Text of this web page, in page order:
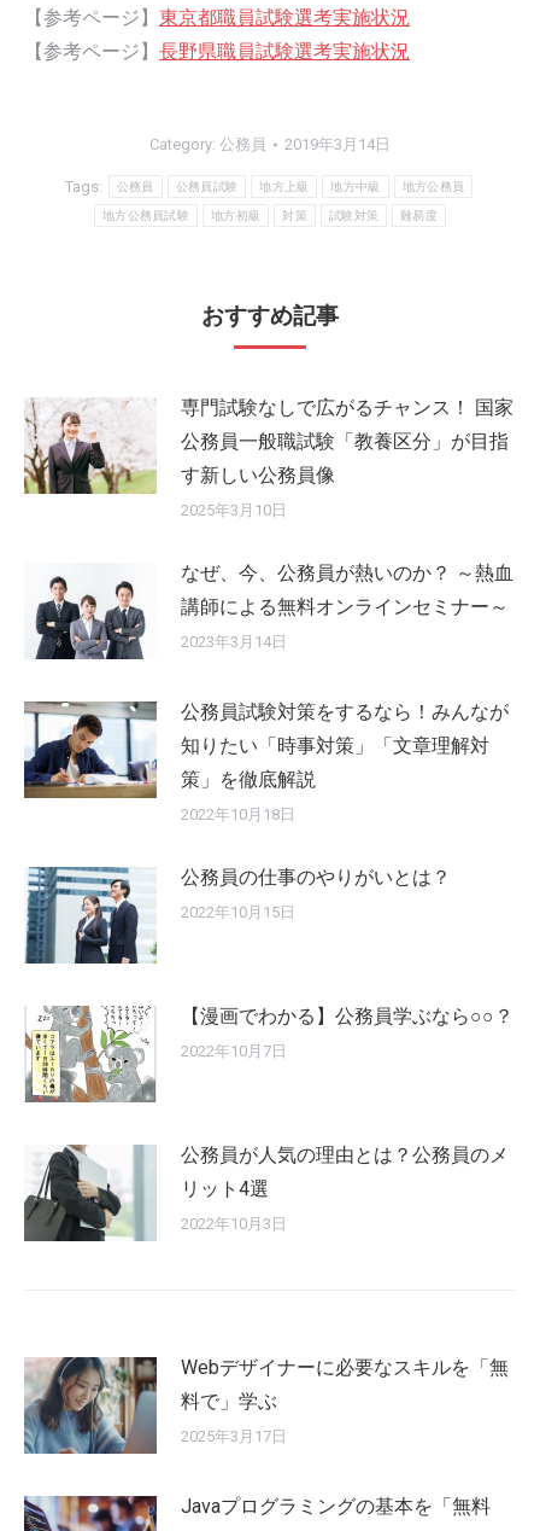
【参考ページ】 東京都職員試験選考実施状況
【参考ページ】 長野県職員試験選考実施状況
Category: 公務員 2019年3月14日
Tags: 公務員 公務員試験 地方上級 地方中級 地方公務員
地方公務員試験 地方初級 対策 試験対策 難易度
おすすめ記事
専門試験なしで広がるチャンス！ 国家
公務員一般職試験「教養区分」が目指
す新しい公務員像
2025年3月10日
なぜ、今、公務員が熱いのか？ ～熱血
講師による無料オンラインセミナー～
2023年3月14日
公務員試験対策をするなら！みんなが
知りたい「時事対策」「文章理解対
策」を徹底解説
2022年10月18日
公務員の仕事のやりがいとは？
2022年10月15日
【漫画でわかる】公務員学ぶなら○○？
2022年10月7日
公務員が人気の理由とは？公務員のメ
リット4選
2022年10月3日
Webデザイナーに必要なスキルを「無
料で」学ぶ
2025年3月17日
Javaプログラミングの基本を「無料